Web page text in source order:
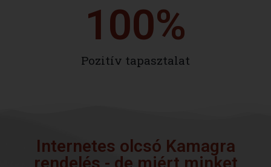
Pozitív tapasztalat
100%
Internetes olcsó Kamagra